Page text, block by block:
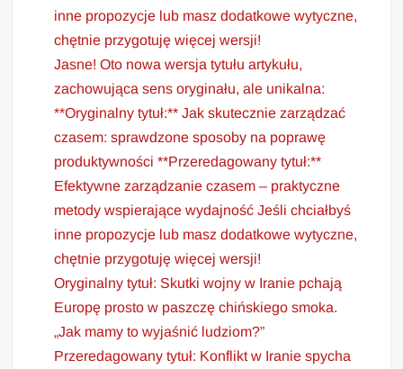
inne propozycje lub masz dodatkowe wytyczne,
chętnie przygotuję więcej wersji!
Jasne! Oto nowa wersja tytułu artykułu,
zachowująca sens oryginału, ale unikalna:
**Oryginalny tytuł:** Jak skutecznie zarządzać
czasem: sprawdzone sposoby na poprawę
produktywności **Przeredagowany tytuł:**
Efektywne zarządzanie czasem – praktyczne
metody wspierające wydajność Jeśli chciałbyś
inne propozycje lub masz dodatkowe wytyczne,
chętnie przygotuję więcej wersji!
Oryginalny tytuł: Skutki wojny w Iranie pchają
Europę prosto w paszczę chińskiego smoka.
„Jak mamy to wyjaśnić ludziom?”
Przeredagowany tytuł: Konflikt w Iranie spycha